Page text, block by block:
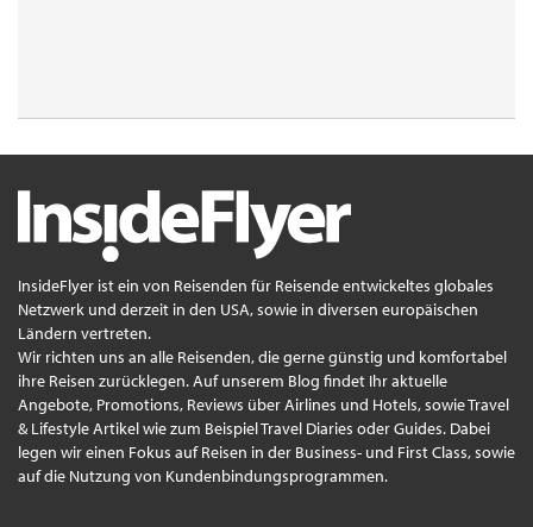
InsideFlyer ist ein von Reisenden für Reisende entwickeltes globales
Netzwerk und derzeit in den USA, sowie in diversen europäischen
Ländern vertreten.
Wir richten uns an alle Reisenden, die gerne günstig und komfortabel
ihre Reisen zurücklegen. Auf unserem Blog findet Ihr aktuelle
Angebote, Promotions, Reviews über Airlines und Hotels, sowie Travel
& Lifestyle Artikel wie zum Beispiel Travel Diaries oder Guides. Dabei
legen wir einen Fokus auf Reisen in der Business- und First Class, sowie
auf die Nutzung von Kundenbindungsprogrammen.